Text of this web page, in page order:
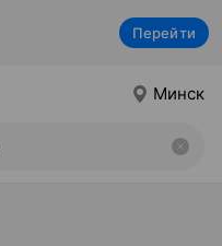
Перейти
Минск